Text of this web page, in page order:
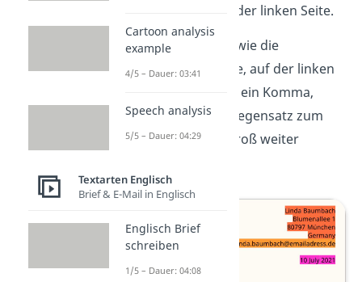
Arbeitgebers, auf der linken Seite.
DieAnrede
steht, wie die
Empfängeradresse, auf der linken
Seite. Darauf folgt ein Komma,
nach dem du im Gegensatz zum
Deutschen aber groß weiter
Cartoon analysis
example
4/5 – Dauer: 03:41
Speech analysis
5/5 – Dauer: 04:29
Textarten Englisch
Brief & E-Mail in Englisch
Englisch Brief
schreiben
1/5 – Dauer: 04:08